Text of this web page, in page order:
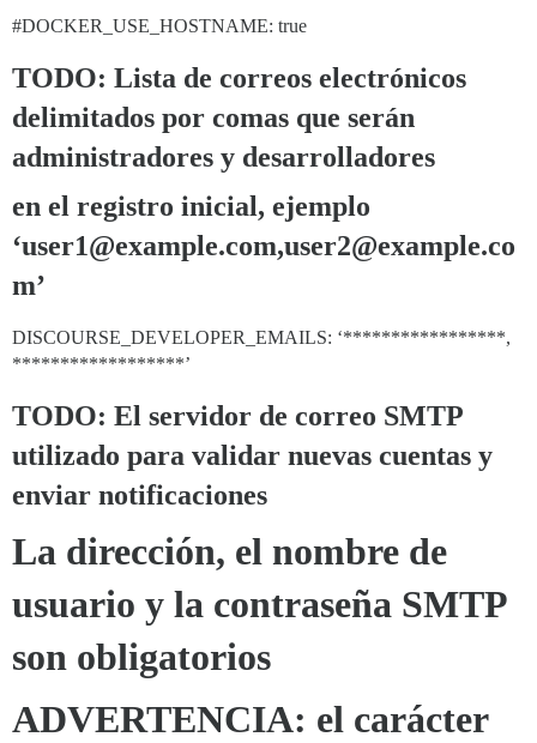
#DOCKER_USE_HOSTNAME: true
TODO: Lista de correos electrónicos
delimitados por comas que serán
administradores y desarrolladores
en el registro inicial, ejemplo
‘user1@example.com,user2@example.co
m’
DISCOURSE_DEVELOPER_EMAILS: ‘*****************,
******************’
TODO: El servidor de correo SMTP
utilizado para validar nuevas cuentas y
enviar notificaciones
La dirección, el nombre de
usuario y la contraseña SMTP
son obligatorios
ADVERTENCIA: el carácter